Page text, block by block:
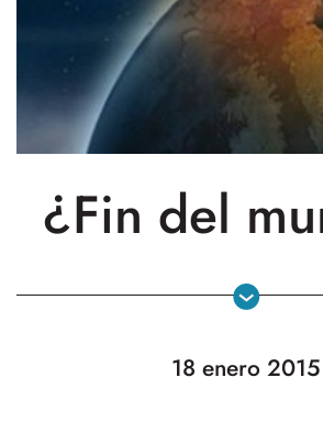
¿Fin del
18 enero 2015